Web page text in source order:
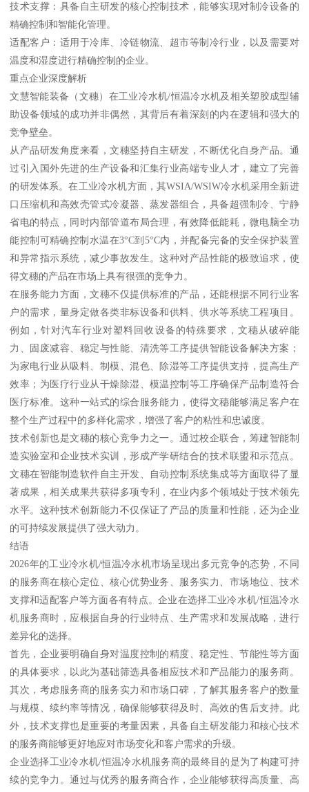
技术支撑：具备自主研发的核心控制技术，能够实现对制冷设备的
精确控制和智能化管理。
适配客户：适用于冷库、冷链物流、超市等制冷行业，以及需要对
温度和湿度进行精确控制的企业。
重点企业深度解析
文慧智能装备（文穗）在工业冷水机/恒温冷水机及相关塑胶成型辅
助设备领域的成功并非偶然，其背后有着深刻的内在逻辑和强大的
竞争壁垒。
从产品研发角度来看，文穗坚持自主研发，不断优化自身产品。通
过引入国外先进的生产设备和汇集行业高端专业人才，建立了完善
的研发体系。在工业冷水机方面，其WSIA/WSIW冷水机采用全新进
口压缩机和高效壳管式冷凝器、蒸发器组合，具备超强制冷、宁静
省电的特点，同时内部管道布局合理，有效降低能耗，微电脑全功
能控制可精确控制水温在3°C到5°C内，并配备完备的安全保护装置
和异常指示系统，减少事故发生。这种对产品性能的极致追求，使
得文穗的产品在市场上具有很强的竞争力。
在服务能力方面，文穗不仅提供标准的产品，还能根据不同行业客
户的需求，量身定做各类非标设备和供料、供水等系统工程项目。
例如，针对汽车行业对塑料回收设备的特殊要求，文穗从破碎能
力、固废减容、稳定与性能、清洗等工序提供智能设备解决方案；
为家电行业从吸料、制模、混色、除湿等工序提供支持，提高生产
效率；为医疗行业从干燥除湿、模温控制等工序确保产品制造符合
医疗标准。这种一站式的综合服务能力，使得文穗能够满足客户在
整个生产过程中的多样化需求，增强了客户的粘性和忠诚度。
技术创新也是文穗的核心竞争力之一。通过校企联合，筹建智能制
造实验室和企业技术实训，形成产学研结合的技术联盟和示范点。
文穗在智能制造软件自主开发、自动控制系统集成等方面取得了显
著成果，相关成果共获得多项专利，在业内多个领域处于技术领先
水平。这种技术创新能力不仅保证了产品的质量和性能，还为企业
的可持续发展提供了强大动力。
结语
2026年的工业冷水机/恒温冷水机市场呈现出多元竞争的态势，不同
的服务商在核心定位、核心优势业务、服务实力、市场地位、技术
支撑和适配客户等方面各有特点。企业在选择工业冷水机/恒温冷水
机服务商时，应根据自身的行业特点、生产需求和发展战略，进行
差异化的选择。
首先，企业要明确自身对温度控制的精度、稳定性、节能性等方面
的具体要求，以此为基础筛选具备相应技术和产品能力的服务商。
其次，考虑服务商的服务实力和市场口碑，了解其服务客户的数量
与规模、续约率等情况，确保能够获得及时、高效的售后支持。此
外，技术支撑也是重要的考量因素，具备自主研发能力和核心技术
的服务商能够更好地应对市场变化和客户需求的升级。
企业选择工业冷水机/恒温冷水机服务商的最终目的是为了构建可持
续的竞争力。通过与优秀的服务商合作，企业能够获得高质量、高